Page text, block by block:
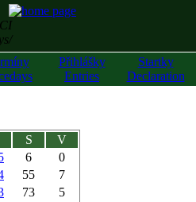
Přihlášky
Entries
Startky
Declaration
S
V
6
0
55
7
73
5